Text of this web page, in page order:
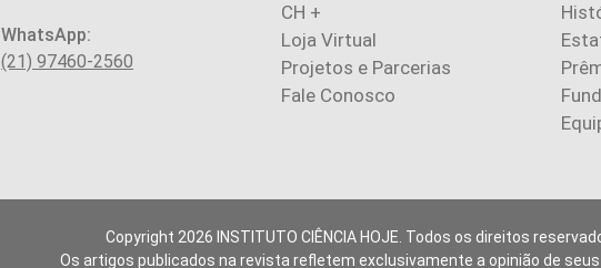
WhatsApp:
(21) 97460-2560
CH +
Loja Virtual
Projetos e Parcerias
Fale Conosco
Copyright 2026 INSTITUTO CIÊNCIA HOJE. Todos os direitos
Os artigos publicados na revista refletem exclusivamente a opinião de seus